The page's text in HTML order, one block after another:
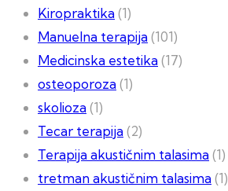
Kiropraktika(1)
Manuelna terapija(101)
Medicinska estetika(17)
osteoporoza(1)
skolioza(1)
Tecar terapija(2)
Terapija akustičnim talasima(1)
tretman akustičnim talasima(1)